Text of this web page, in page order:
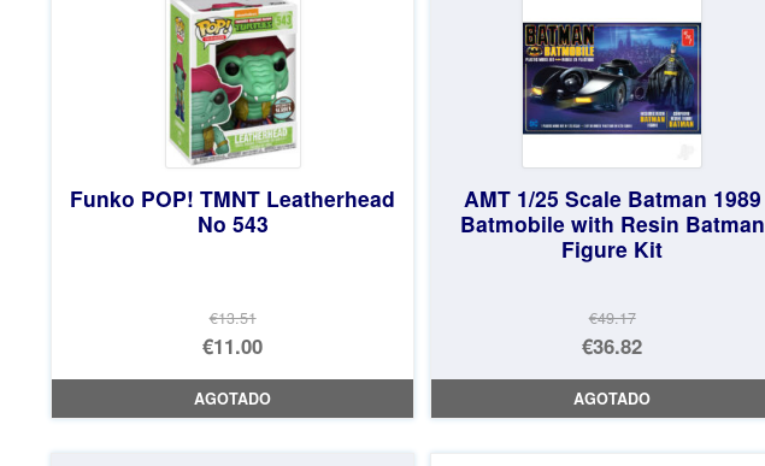
€258.12.
Funko POP! TMNT Leatherhead
No 543
€13.51
El
precio
original
€11.00
El
precio
AGOTADO
AMT 1/25 Scale Batman 1989
Batmobile with Resin Batman
Figure Kit
€49.17
El
precio
original
€36.82
El
precio
AGOTADO